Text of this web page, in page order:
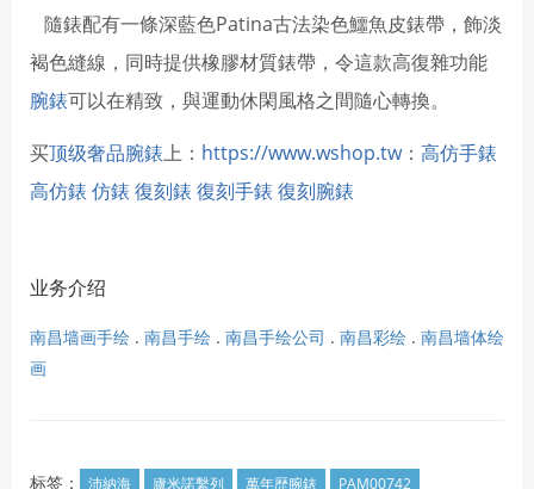
隨錶配有一條深藍色Patina古法染色鱷魚皮錶帶，飾淡
褐色縫線，同時提供橡膠材質錶帶，令這款高復雜功能
腕錶可以在精致，與運動休閑風格之間隨心轉換。
买顶级奢品腕錶上： https://www.wshop.tw： 高仿手錶
高仿錶 仿錶 復刻錶 復刻手錶 復刻腕錶
业务介绍
南昌墙画手绘 . 南昌手绘 . 南昌手绘公司 . 南昌彩绘 . 南昌墙体绘
画
标签： 沛納海 廬米諾繫列 萬年歴腕錶 PAM00742